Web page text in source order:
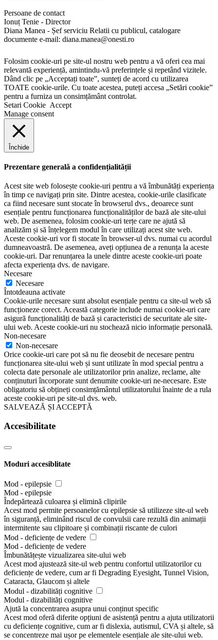
Persoane de contact
Ionuț Tenie - Director
Diana Manea - Șef serviciu Relatii cu publicul, catalogare
documente e-mail: diana.manea@onesti.ro
Folosim cookie-uri pe site-ul nostru web pentru a vă oferi cea mai
relevantă experiență, amintindu-vă preferințele și repetând vizitele.
Dând clic pe „Acceptați toate”, sunteți de acord cu utilizarea
TOATE cookie-urile. Cu toate acestea, puteți accesa „Setări cookie”
pentru a furniza un consimțământ controlat.
Setari Cookie Accept
Manage consent
Închide
Prezentare generală a confidențialității
Acest site web folosește cookie-uri pentru a vă îmbunătăți experiența
în timp ce navigați prin site. Dintre acestea, cookie-urile clasificate
ca fiind necesare sunt stocate în browserul dvs., deoarece sunt
esențiale pentru funcționarea funcționalităților de bază ale site-ului
web. De asemenea, folosim cookie-uri terțe care ne ajută să
analizăm și să înțelegem modul în care utilizați acest site web.
Aceste cookie-uri vor fi stocate în browser-ul dvs. numai cu acordul
dumneavoastră. De asemenea, aveți opțiunea de a renunța la aceste
cookie-uri. Dar renunțarea la unele dintre aceste cookie-uri poate
afecta experiența dvs. de navigare.
Necesare
Necesare
Întotdeauna activate
Cookie-urile necesare sunt absolut esențiale pentru ca site-ul web să
funcționeze corect. Această categorie include numai cookie-uri care
asigură funcționalități de bază și caracteristici de securitate ale site-
ului web. Aceste cookie-uri nu stochează nicio informație personală.
Non-necesare
Non-necesare
Orice cookie-uri care pot să nu fie deosebit de necesare pentru
funcționarea site-ului web și sunt utilizate în mod special pentru a
colecta date personale ale utilizatorilor prin analize, reclame, alte
conținuturi încorporate sunt denumite cookie-uri ne-necesare. Este
obligatoriu să obțineți consimțământul utilizatorului înainte de a rula
aceste cookie-uri pe site-ul dvs. web.
SALVEAZĂ ȘI ACCEPTĂ
Accesibilitate
Moduri accesiblitate
Mod - epilepsie
Mod - epilepsie
Îndepărtează culoarea și elimină clipirile
Acest mod permite persoanelor cu epilepsie să utilizeze site-ul web
în siguranță, eliminând riscul de convulsii care rezultă din animații
intermitente sau clipitoare și combinații riscante de culori
Mod - deficiențe de vedere
Mod - deficiențe de vedere
Îmbunătățește vizualizarea site-ului web
Acest mod ajustează site-ul web pentru confortul utilizatorilor cu
deficiențe de vedere, cum ar fi Degrading Eyesight, Tunnel Vision,
Cataracta, Glaucom și altele
Modul - dizabilități cognitive
Modul - dizabilități cognitive
Ajută la concentrarea asupra unui conținut specific
Acest mod oferă diferite opțiuni de asistență pentru a ajuta utilizatorii
cu deficiențe cognitive, cum ar fi dislexia, autismul, CVA și altele, să
se concentreze mai ușor pe elementele esențiale ale site-ului web.